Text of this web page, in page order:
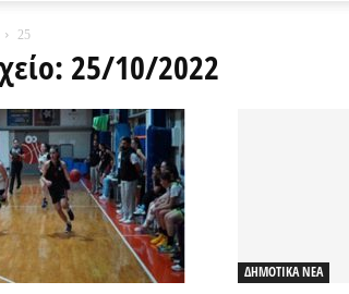
25
25/10/2022
ΔΗΜΟΤΙΚΑ ΝΕΑ